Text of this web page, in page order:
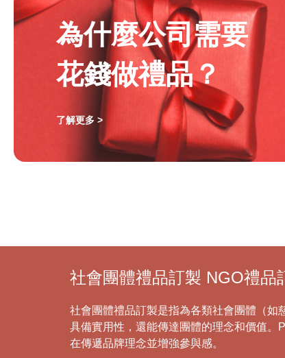
為什麼公司需要
花錢做禮品？
了解更多 >
社會團體禮品訂製 NGO禮品
社會團體禮品訂製是指為各類社會團體（如
具備實用性，還能傳達團體的理念和價值。
在傳遞品牌理念並增強參與感。